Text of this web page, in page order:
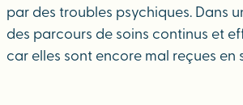
par des troubles psychiques. Dans
des parcours de soins continus et
car elles sont encore mal reçues en